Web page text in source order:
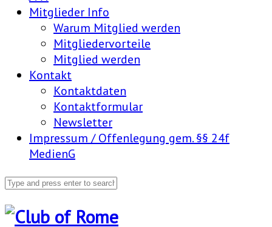
Mitglieder Info
Warum Mitglied werden
Mitgliedervorteile
Mitglied werden
Kontakt
Kontaktdaten
Kontaktformular
Newsletter
Impressum / Offenlegung gem. §§ 24f
MedienG